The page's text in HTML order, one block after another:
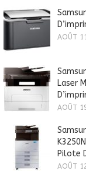
AOÛT
Laser
AOÛT
Pilote
AOÛT